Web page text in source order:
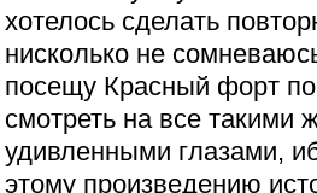
хотелось сделать
нисколько не
посещу Красный форт
смотреть на все такими
удивленными глазами,
этому произведению